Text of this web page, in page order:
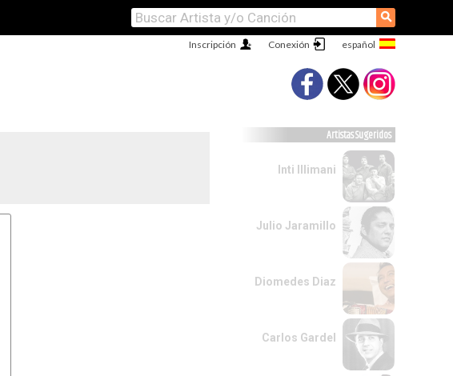
⚲
Conexión
Inscripción
Artistas Sugeridos
Inti Illimani
Julio Jaramillo
Diomedes Diaz
Carlos Gardel